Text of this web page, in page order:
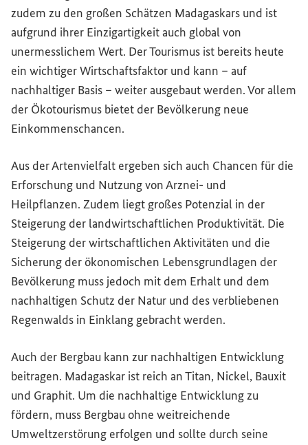
zudem zu den großen Schätzen Madagaskars und ist
aufgrund ihrer Einzigartigkeit auch global von
unermesslichem Wert. Der Tourismus ist bereits heute
ein wichtiger Wirtschaftsfaktor und kann – auf
nachhaltiger Basis – weiter ausgebaut werden. Vor allem
der Ökotourismus bietet der Bevölkerung neue
Einkommenschancen.
Aus der Artenvielfalt ergeben sich auch Chancen für die
Erforschung und Nutzung von Arznei- und
Heilpflanzen. Zudem liegt großes Potenzial in der
Steigerung der landwirtschaftlichen Produktivität. Die
Steigerung der wirtschaftlichen Aktivitäten und die
Sicherung der ökonomischen Lebensgrundlagen der
Bevölkerung muss jedoch mit dem Erhalt und dem
nachhaltigen Schutz der Natur und des verbliebenen
Regenwalds in Einklang gebracht werden.
Auch der Bergbau kann zur nachhaltigen Entwicklung
beitragen. Madagaskar ist reich an Titan, Nickel, Bauxit
und Graphit. Um die nachhaltige Entwicklung zu
fördern, muss Bergbau ohne weitreichende
Umweltzerstörung erfolgen und sollte durch seine